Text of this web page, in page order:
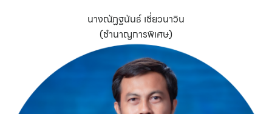
นางณัฏฐนันธ์ เชี่ยวนาวิน
(ชำนาญการพิเศษ)